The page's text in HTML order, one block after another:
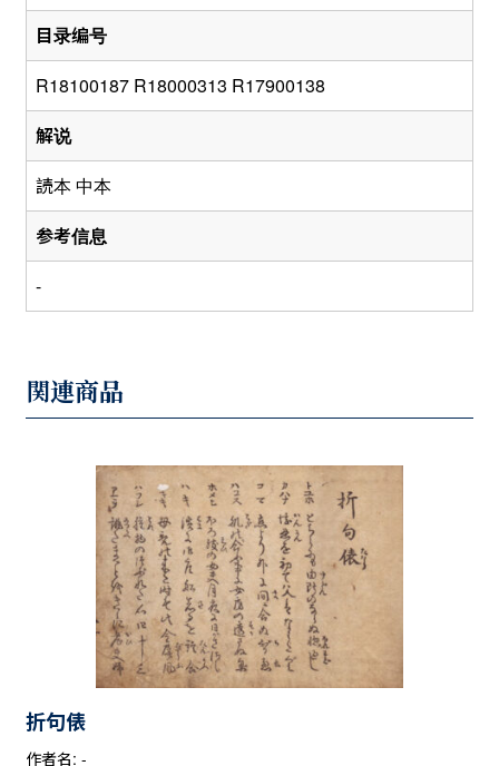
目录编号
R18100187 R18000313 R17900138
解说
読本 中本
参考信息
-
関連商品
折句俵
作者名: -